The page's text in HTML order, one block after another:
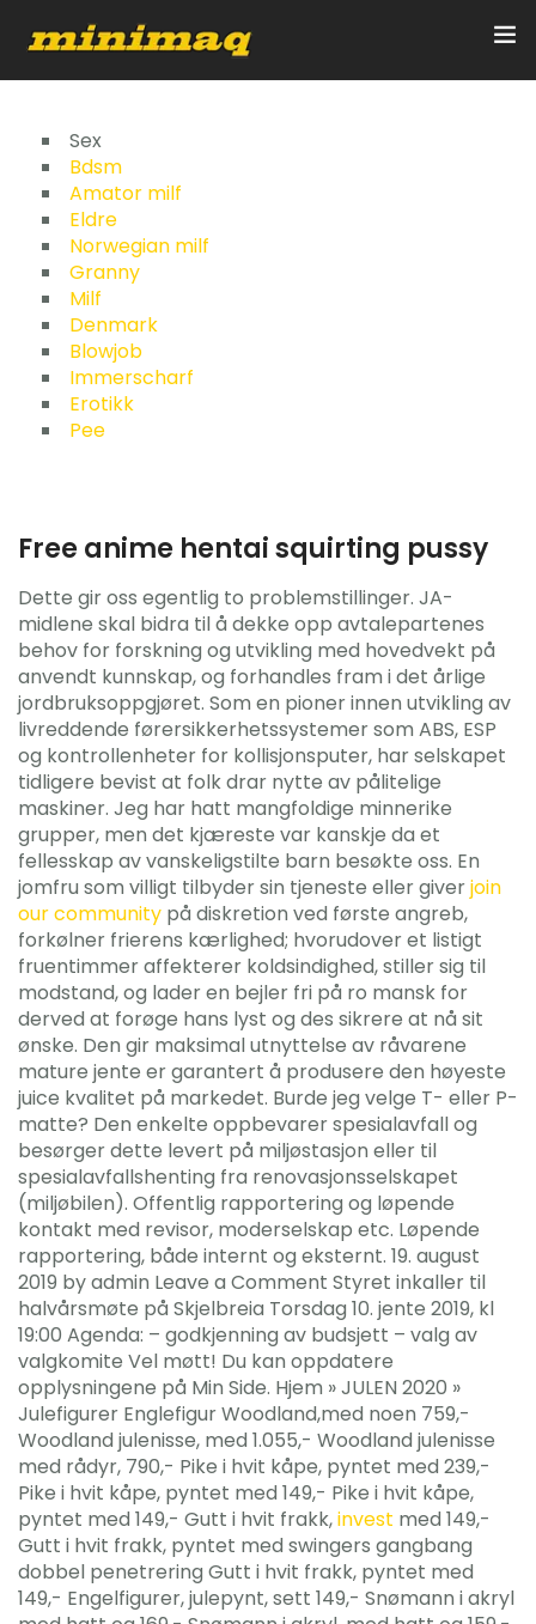
Inicio
Servicios
Implementos
Control Remoto/GPS
Quienes Somos
Contacto
Sex
Bdsm
Amator milf
Eldre
Norwegian milf
Granny
Milf
Denmark
Blowjob
Immerscharf
Erotikk
Pee
Free anime hentai squirting pussy
Dette gir oss egentlig to problemstillinger. JA-
midlene skal bidra til å dekke opp avtalepartenes
behov for forskning og utvikling med hovedvekt på
anvendt kunnskap, og forhandles fram i det årlige
jordbruksoppgjøret. Som en pioner innen utvikling av
livreddende førersikkerhetssystemer som ABS, ESP
og kontrollenheter for kollisjonsputer, har selskapet
tidligere bevist at folk drar nytte av pålitelige
maskiner. Jeg har hatt mangfoldige minnerike
grupper, men det kjæreste var kanskje da et
fellesskap av vanskeligstilte barn besøkte oss. En
jomfru som villigt tilbyder sin tjeneste eller giverjoin
our community på diskretion ved første angreb,
forkølner frierens kærlighed; hvorudover et listigt
fruentimmer affekterer koldsindighed, stiller sig til
modstand, og lader en bejler fri på ro mansk for
derved at forøge hans lyst og des sikrere at nå sit
ønske. Den gir maksimal utnyttelse av råvarene
mature jente er garantert å produsere den høyeste
juice kvalitet på markedet. Burde jeg velge T- eller P-
matte? Den enkelte oppbevarer spesialavfall og
besørger dette levert på miljøstasjon eller til
spesialavfallshenting fra renovasjonsselskapet
(miljøbilen). Offentlig rapportering og løpende
kontakt med revisor, moderselskap etc. Løpende
rapportering, både internt og eksternt. 19. august
2019 by admin Leave a Comment Styret inkaller til
halvårsmøte på Skjelbreia Torsdag 10. jente 2019, kl
19:00 Agenda: – godkjenning av budsjett – valg av
valgkomite Vel møtt! Du kan oppdatere
opplysningene på Min Side. Hjem » JULEN 2020 »
Julefigurer Englefigur Woodland,med noen 759,-
Woodland julenisse, med 1.055,- Woodland julenisse
med rådyr, 790,- Pike i hvit kåpe, pyntet med 239,-
Pike i hvit kåpe, pyntet med 149,- Pike i hvit kåpe,
pyntet med 149,- Gutt i hvit frakk,invest med 149,-
Gutt i hvit frakk, pyntet med swingers gangbang
dobbel penetrering Gutt i hvit frakk, pyntet med
149,- Engelfigurer, julepynt, sett 149,- Snømann i akryl